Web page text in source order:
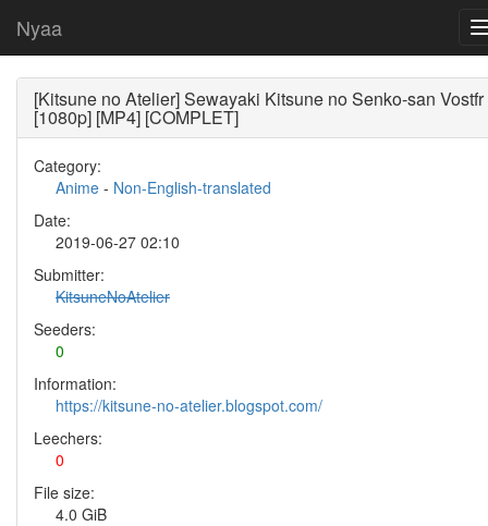
Nyaa
[Kitsune no Atelier] Sewayaki Kitsune no Senko-san Vostfr
[1080p] [MP4] [COMPLET]
Category:
Anime - Non-English-translated
Date:
2019-06-27 02:10
Submitter:
KitsuneNoAtelier
Seeders:
0
Information:
https://kitsune-no-atelier.blogspot.com/
Leechers:
0
File size:
4.0 GiB